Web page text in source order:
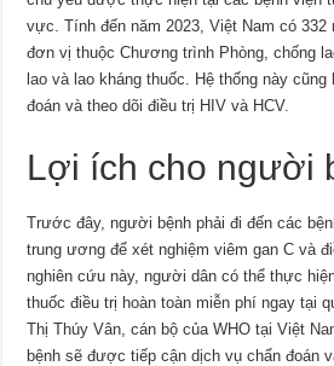
vực. Tính đến năm 2023, Việt Nam có 332
đơn vị thuộc Chương trình Phòng, chống
lao và lao kháng thuốc. Hệ thống này
đoán và theo dõi điều trị HIV và HCV.
Lợi ích cho người
Trước đây, người bệnh phải đi đến các
trung ương để xét nghiệm viêm gan C và
nghiên cứu này, người dân có thể thực
thuốc điều trị hoàn toàn miễn phí ngay tại
Thị Thúy Vân, cán bộ của WHO tại Việt
bệnh sẽ được tiếp cận dịch vụ chẩn đoán